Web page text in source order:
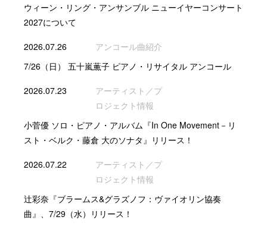
ウィーン・リング・アンサンブル ニューイヤーコンサート
2027について
2026.07.26
アンコール曲紹介
7/26（日） 五十嵐薫子 ピアノ・リサイタル アンコール
2026.07.23
アーティスト／プ
ロジェクト情報
小菅優 ソロ・ピアノ・アルバム『In One Movement－リ
スト・ベルク・藤倉 大のソナタ』リリース！
2026.07.22
アーティスト／プ
ロジェクト情報
辻彩奈『ブラームス&グラズノフ：ヴァイオリン協奏
曲』、7/29（水）リリース！